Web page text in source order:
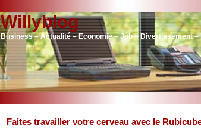
Willyblog
Business – Actualité – Economie – Job – Divertissement –
Faites travailler votre cerveau avec le